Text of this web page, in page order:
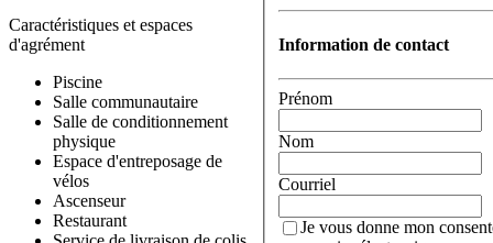
Caractéristiques et espaces
d'agrément
Piscine
Salle communautaire
Salle de conditionnement
physique
Espace d'entreposage de
vélos
Ascenseur
Restaurant
Information de contact
Prénom
Nom
Courriel
Je vous donne mon